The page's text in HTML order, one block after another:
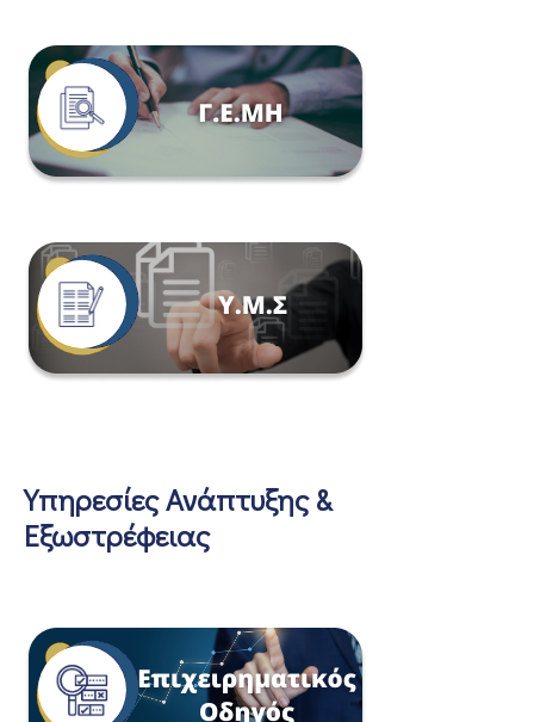
Υπηρεσίες Ανάπτυξης &
Εξωστρέφειας